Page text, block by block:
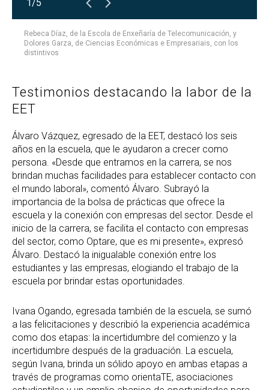
Rebeca Díaz, de la Escola de Enxeñaría de Telecomunicación, y
Dolores Garza, de Ciencias Económicas e Empresariais, con los
distintivos
1/5
Testimonios destacando la labor de la
EET
Álvaro Vázquez, egresado de la EET, destacó los seis
años en la escuela, que le ayudaron a crecer como
persona. «Desde que entramos en la carrera, se nos
brindan muchas facilidades para establecer contacto con
el mundo laboral», comentó Álvaro. Subrayó la
importancia de la bolsa de prácticas que ofrece la
escuela y la conexión con empresas del sector. Desde el
inicio de la carrera, se facilita el contacto con empresas
del sector, como Optare, que es mi presente», expresó
Álvaro. Destacó la inigualable conexión entre los
estudiantes y las empresas, elogiando el trabajo de la
escuela por brindar estas oportunidades.
Ivana Ogando, egresada también de la escuela, se sumó
a las felicitaciones y describió la experiencia académica
como dos etapas: la incertidumbre del comienzo y la
incertidumbre después de la graduación. La escuela,
según Ivana, brinda un sólido apoyo en ambas etapas a
través de programas como orientaTE, asociaciones